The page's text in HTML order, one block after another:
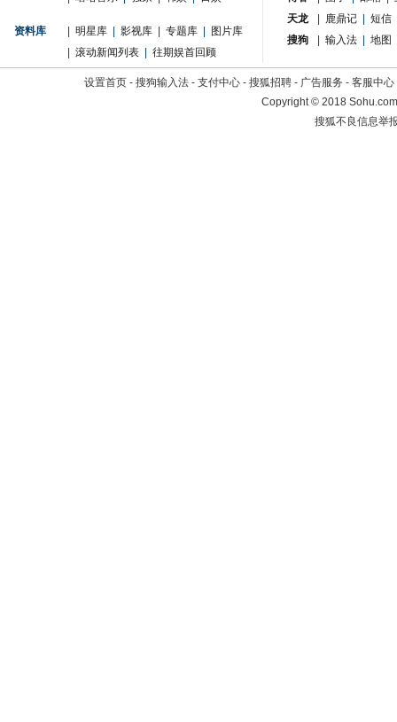
资料库 明星库 影视库 专题库
图片库
滚动新闻列表 往期娱首回顾
天龙
鹿鼎记
短信
搜狗
输入法 地图
设置首页 - 搜狗输入法 - 支付中心 - 搜狐招聘 - 广告服务 - 客服中心
Copyright©2018
搜狐不良信息举